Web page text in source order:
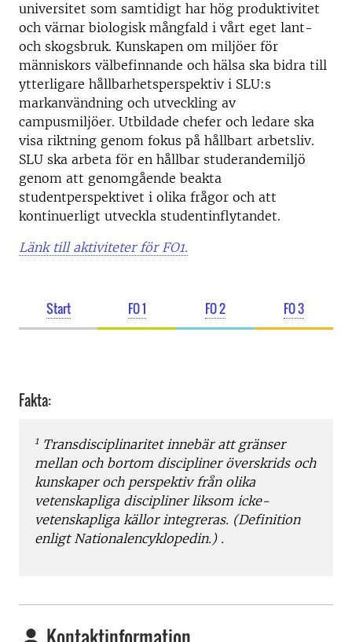
universitet som samtidigt har hög produktivitet
och värnar biologisk mångfald i vårt eget lant-
och skogsbruk. Kunskapen om miljöer för
människors välbefinnande och hälsa ska bidra till
ytterligare hållbarhetsperspektiv i SLU:s
markanvändning och utveckling av
campusmiljöer. Utbildade chefer och ledare ska
visa riktning genom fokus på hållbart arbetsliv.
SLU ska arbeta för en hållbar studerandemiljö
genom att genomgående beakta
studentperspektivet i olika frågor och att
kontinuerligt utveckla studentinflytandet.
Länk till aktiviteter för FO1.
Start FO 1 FO 2 FO 3
Fakta:
1 Transdisciplinaritet innebär att gränser
mellan och bortom discipliner överskrids och
kunskaper och perspektiv från olika
vetenskapliga discipliner liksom icke-
vetenskapliga källor integreras. (Definition
enligt Nationalencyklopedin.) .